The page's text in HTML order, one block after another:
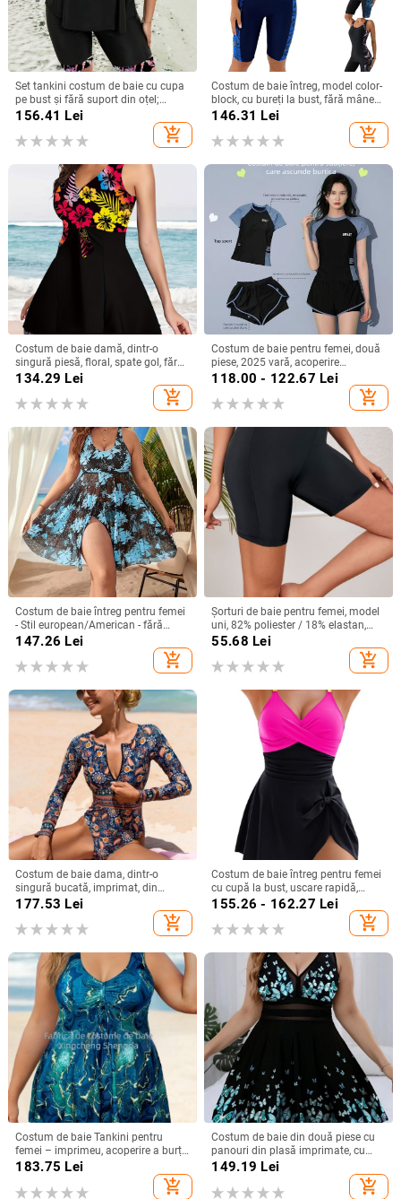
Set tankini costum de baie cu cupa
pe bust și fără suport din oțel;
material poliester; conținut poliester
elasticitate înaltă; potrivit pentru
156.41 Lei
add_shopping_cart
Costum de baie întreg, model color-
block, cu bureți la bust, fără mâneci,
poliester
146.31 Lei
add_shopping_cart
Costum de baie damă, dintr-o
singură piesă, floral, spate gol, fără
mâneci, croială strânsă, elasticitate
mare, poliester cu căptușeală din
spandex 18%
134.29 Lei
add_shopping_cart
Costum de baie pentru femei, două
piese, 2025 vară, acoperire
conservatoare a abdomenului,
costum de baie sport pentru piscină
și băi termale
118.00 - 122.67 Lei
add_shopping_cart
Costum de baie întreg pentru femei
- Stil european/American - fără
mâneci - cu pernă la bust
147.26 Lei
add_shopping_cart
Șorturi de baie pentru femei, model
uni, 82% poliester / 18% elastan,
țesătură poliester, stil briefs
55.68 Lei
add_shopping_cart
Costum de baie dama, dintr-o
singură bucată, imprimat, din
nailon, căptușălă poliester cu
177.53 Lei
add_shopping_cart
Costum de baie întreg pentru femei
cu cupă la bust, uscare rapidă,
elasticitate înaltă, din nailon 80/20
cu căptușeală de poliester, fără
mâneci, 195 g
155.26 - 162.27 Lei
add_shopping_cart
Costum de baie Tankini pentru
femei – imprimeu, acoperire a burții,
efect de subțiere, fără mâneci, cu
pernă pentru bust, poliester 82%,
greutate 200 g
183.75 Lei
add_shopping_cart
Costum de baie din două piese cu
panouri din plasă imprimate, cu
bureți la bust, 85% poliester / 15%
elastan, căptușeală 95% poliester /
5% elastan, 150 g/m²
149.19 Lei
add_shopping_cart